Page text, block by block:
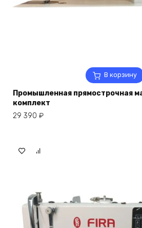
В корзину
Промышленная прямострочная
комплект
29 390 ₽